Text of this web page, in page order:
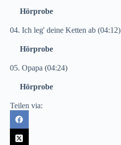
Hörprobe
04. Ich leg' deine Ketten ab (04:12)
Hörprobe
05. Opapa (04:24)
Hörprobe
Teilen via: